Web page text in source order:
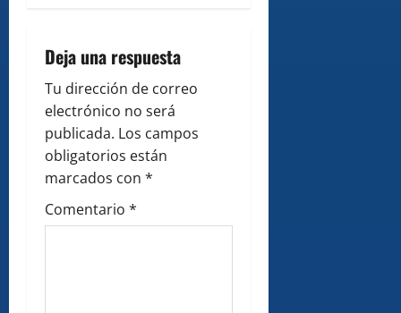
i
o
n
Deja una respuesta
Tu dirección de correo
electrónico no será
publicada. Los campos
obligatorios están
marcados con *
Comentario *